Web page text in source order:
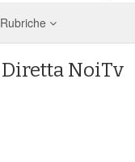
Rubriche
Diretta NoiTv